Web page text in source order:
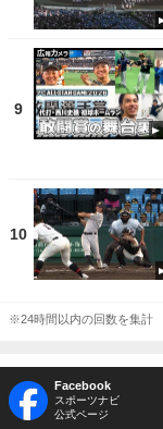
9
10
※24時間以内の回数を集計
Facebook
スポーツナビ
公式ページ